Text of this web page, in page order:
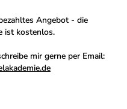
Angebot - die
ist kostenlos.
mir gerne per Email: